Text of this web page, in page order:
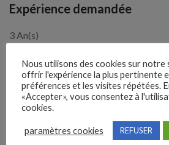
Expérience demandée
3 An(s)
Il y a3 semaines
Clôture des candidatures : 14
septembre 2026
Nous utilisons des cookies sur notre
offrir l'expérience la plus pertinente
préférences et les visites répétées.
«Accepter», vous consentez à
cookies.
paramètres cookies REFUSER